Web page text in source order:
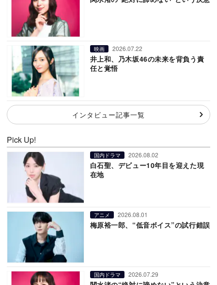
映画 2026.07.22
井上和、乃木坂46の未来を背負う責
任と覚悟
インタビュー記事一覧
Pick Up!
国内ドラマ 2026.08.02
白石聖、デビュー10年目を迎えた現
在地
アニメ 2026.08.01
梅原裕一郎、“低音ボイス”の試行錯誤
国内ドラマ 2026.07.29